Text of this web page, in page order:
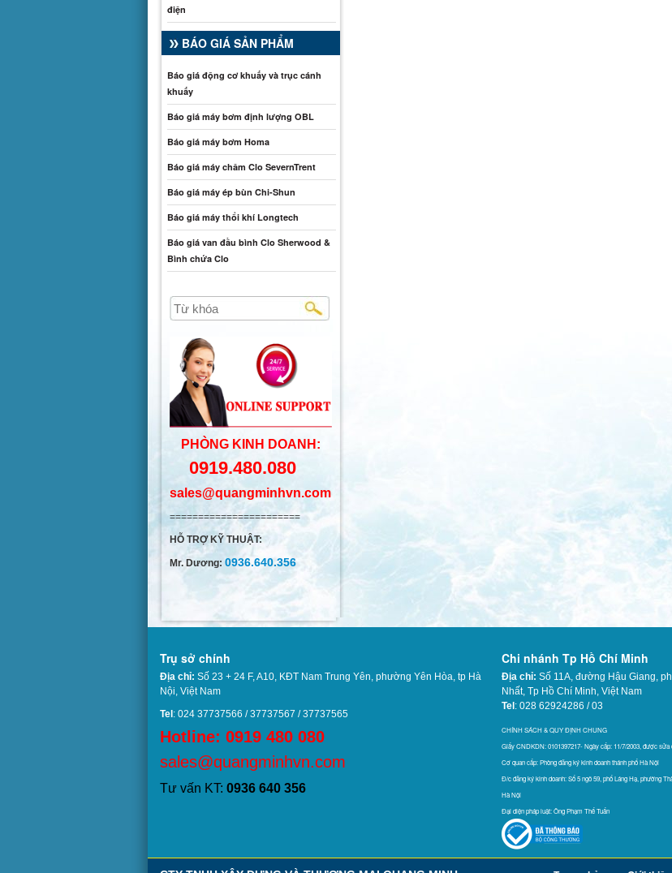
điện
BÁO GIÁ SẢN PHẨM
Báo giá động cơ khuấy và trục cánh
khuấy
Báo giá máy bơm định lượng OBL
Báo giá máy bơm Homa
Báo giá máy châm Clo SevernTrent
Báo giá máy ép bùn Chi-Shun
Báo giá máy thổi khí Longtech
Báo giá van đầu bình Clo Sherwood &
Bình chứa Clo
PHÒNG KINH DOANH:
0919.480.080
sales@quangminhvn.com
=======================
HỖ TRỢ KỸ THUẬT:
Mr. Dương: 0936.640.356
Trụ sở chính
Địa chỉ: Số 23 + 24 F, A10, KĐT Nam Trung Yên, phường Yên Hòa, tp Hà
Nội, Việt Nam
Tel : 024 37737566 / 37737567 / 37737565
Hotline: 0919 480 080
sales@quangminhvn.com
Tư vấn KT: 0936 640 356
Chi nhánh Tp Hồ Chí Minh
Địa chỉ: Số 11A, đường Hậu Giang,
Nhất, Tp Hồ Chí Minh, Việt Nam
Tel : 028 62924286 / 03
CHÍNH SÁCH & QUY ĐỊNH CHUNG
Giấy CNDKDN: 0101397217- Ngày cấp: 11/7/2003, được sửa
Cơ quan cấp: Phòng đăng ký kinh doanh thánh phố Hà Nội
Đ/c đăng ký kinh doanh: Số 5 ngõ 59, phố Láng Hạ, phường
Hà Nội
Đại diện pháp luật: Ông Phạm Thế Tuấn